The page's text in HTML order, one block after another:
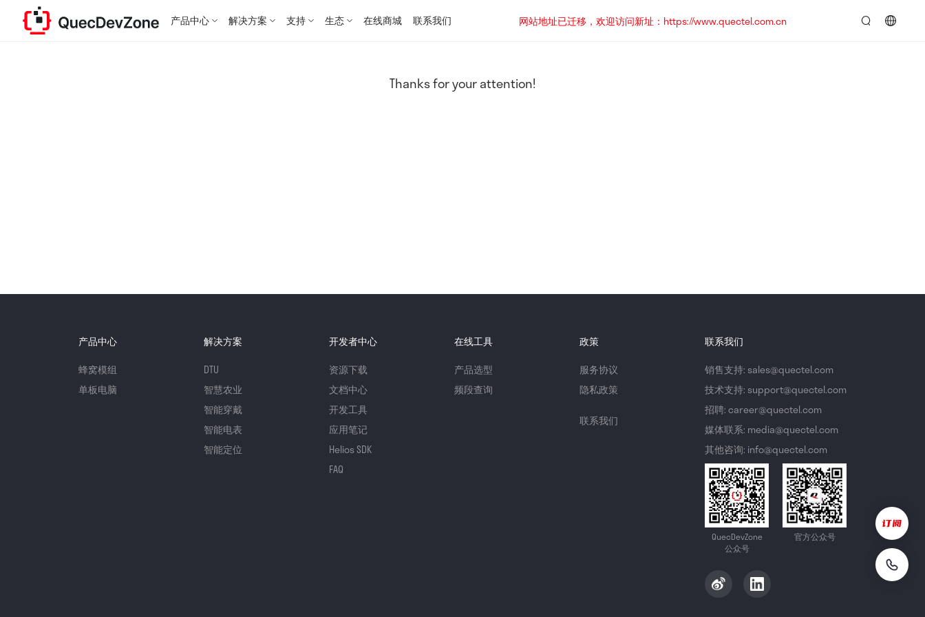
产品中心 解决方案 支持 生态 在线商城 联系我们
网站地址已迁移，欢迎访问新址：https://www.quectel.com.cn
Thanks for your attention!
产品中心
蜂窝模组
单板电脑
解决方案
DTU
智慧农业
智能穿戴
智能电表
智能定位
开发者中心
资源下载
文档中心
开发工具
应用笔记
Helios SDK
FAQ
在线工具
产品选型
频段查询
政策
服务协议
隐私政策
联系我们
联系我们
销售支持: sales@quectel.com
技术支持: support@quectel.com
招聘: career@quectel.com
媒体联系: media@quectel.com
其他咨询: info@quectel.com
QuecDevZone
公众号
官方公众号